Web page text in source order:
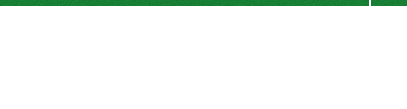
کسب افتخار فصلنامه علمی مطالعات دفاع مقدس در دومین